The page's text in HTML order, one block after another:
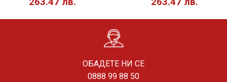
ОБАДЕТЕ НИ СЕ
0888 99 88 50